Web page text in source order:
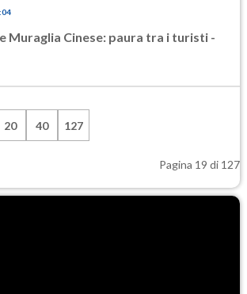
Muraglia Cinese: paura tra i turisti -
20 40 127
Pagina 19 di 127